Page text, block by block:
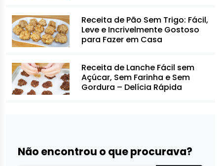
Receita de Pão Sem Trigo: Fácil,
Leve e Incrivelmente Gostoso
para Fazer em Casa
Receita de Lanche Fácil sem
Açúcar, Sem Farinha e Sem
Gordura – Delícia Rápida
Não encontrou o que procurava?